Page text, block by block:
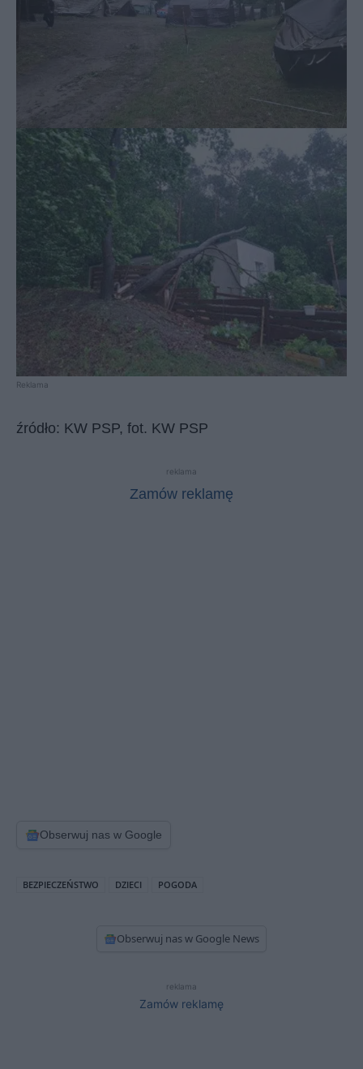
Reklama
źródło: KW PSP, fot. KW PSP
reklama
Zamów reklamę
Obserwuj nas w Google
BEZPIECZEŃSTWO DZIECI POGODA
Obserwuj nas w Google News
reklama
Zamów reklamę